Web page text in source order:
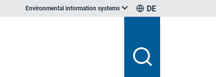
Environmental information systems DE